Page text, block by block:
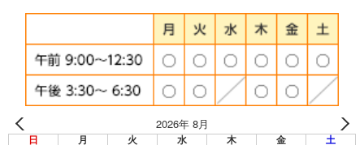
2026年 8月
日 月 火 水 木 金 土